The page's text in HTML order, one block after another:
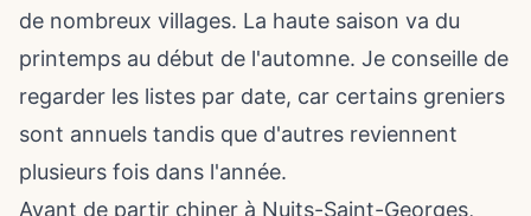
de nombreux villages. La haute saison va du
printemps au début de l'automne. Je conseille de
regarder les listes par date, car certains greniers
sont annuels tandis que d'autres reviennent
plusieurs fois dans l'année.
Avant de partir chiner à Nuits-Saint-Georges,